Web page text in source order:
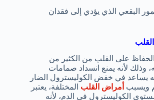
البقعي الذي يؤدي إلى فقدان
على القلب من الكثير من
وذلك لأنه يمنع انسداد صمامات
يساعد في خفض الكوليسترول الضار
ويسبب أمراض القلب المختلفة، يعتبر
الكوليسترول في الدم، لأنه